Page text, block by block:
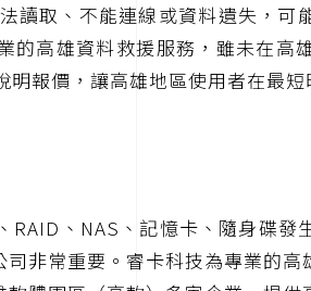
讀取、不能連線或資料遺失，
高雄資料救援服務，雖未在高
報價，讓高雄地區使用者在最短
、NAS、記憶卡、隨身碟
非常重要。睿卡科技為專業的